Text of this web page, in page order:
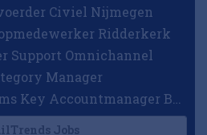
Civiel Nijmegen
Ridderkerk
Support Omnichannel
Manager
Jobs